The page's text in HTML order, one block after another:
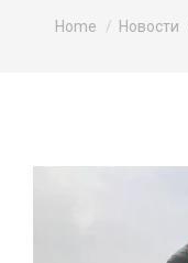
You are here:
Home Новости